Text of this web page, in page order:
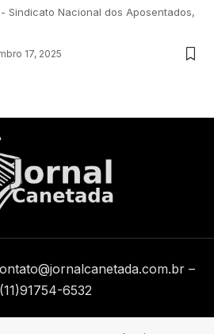
Sindicato Nacional dos Aposentados,
17, 2025
–
6532